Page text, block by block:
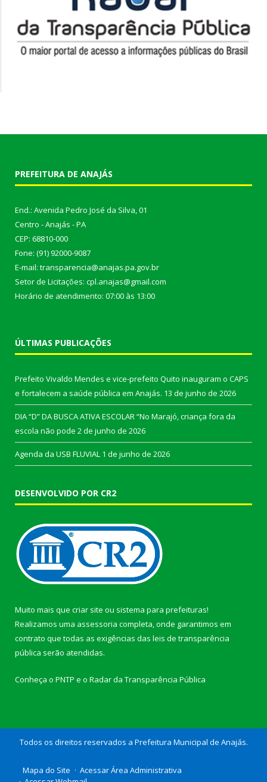
PREFEITURA DE ANAJÁS
End.: Avenida Pedro José da Silva, 01
Centro - Anajás - PA
CEP: 68810-000
Fone: (91) 92000-9087
E-mail: transparencia@anajas.pa.gov.br
Setor de Licitações: cpl.anajas@gmail.com
Horário de atendimento: 07:00 às 13:00
ÚLTIMAS PUBLICAÇÕES
Prefeito Vivaldo Mendes e vice-prefeito Quito inauguram o CAPS
e fortalecem a saúde pública em Anajás. 13 de junho de 2026
DIA “D” DA BUSCA ATIVA ESCOLAR “No Marajó, criança fora da
escola não pode 2 de junho de 2026
Agenda da USB FLUVIAL 1 de junho de 2026
DESENVOLVIDO POR CR2
Muito mais que criar site ou sistema para prefeituras!
Realizamos uma assessoria completa, onde garantimos em
contrato que todas as exigências das leis de transparência
pública serão atendidas.
Conheça o PNTP e o Radar da Transparência Pública
Todos os direitos reservados a Prefeitura Municipal de Anajás.
Mapa do Site
Acessar Área Administrativa